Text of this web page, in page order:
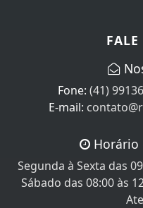
FALE
Fone: (41)
E-mail:
Horário
Segunda à Sexta das
Sábado das 08:00 às